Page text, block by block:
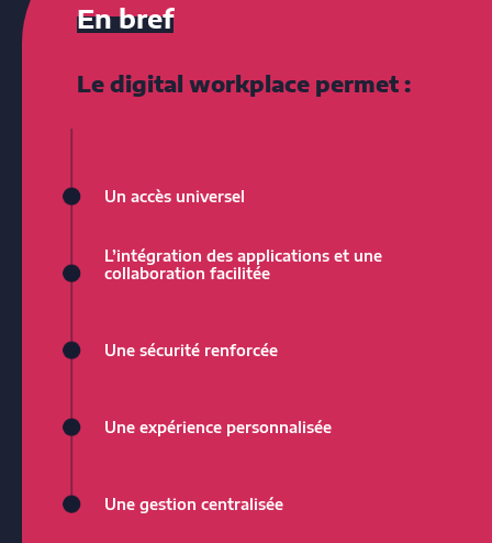
En bref
Le digital workplace permet :
Un accès universel
L’intégration des applications et une
collaboration facilitée
Une sécurité renforcée
Une expérience personnalisée
Une gestion centralisée